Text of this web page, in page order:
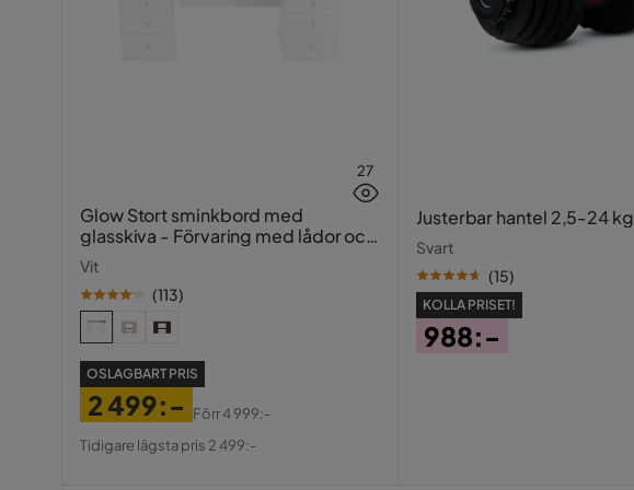
27
Glow Stort sminkbord med
glasskiva - Förvaring med lådor och
Vit
(113)
OSLAGBART PRIS
Pris
2 499:-
Original
Förr4 999:-
Tidigare lägsta pris 2 499:-
Justerbar hantel 2,5-24 kg
Svart
(15)
KOLLA PRISET!
988:-